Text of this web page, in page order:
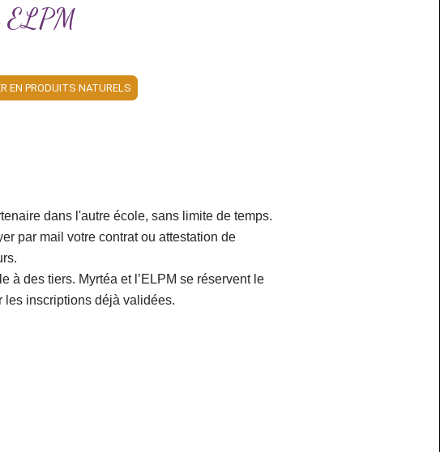
ELPM
dans l'autre école, sans limite de temps.
par mail votre contrat ou attestation de
à des tiers. Myrtéa et l’ELPM se réservent le
les inscriptions déjà validées.